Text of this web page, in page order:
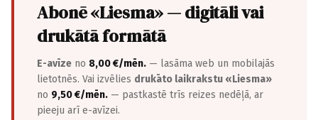
Abonē «Liesma» — digitāli vai
drukātā formātā
E-avīze no 8,00 €/mēn. — lasāma web un mobilajās
lietotnēs. Vai izvēlies drukāto laikrakstu «Liesma»
no 9,50 €/mēn. — pastkastē trīs reizes nedēļā, ar
pieeju arī e-avīzei.